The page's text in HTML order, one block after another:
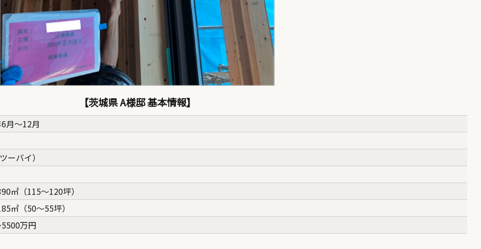
【茨城県 A様邸 基本情報】
月〜12月
ーバイ）
㎡（115〜120坪）
㎡（50〜55坪）
万円